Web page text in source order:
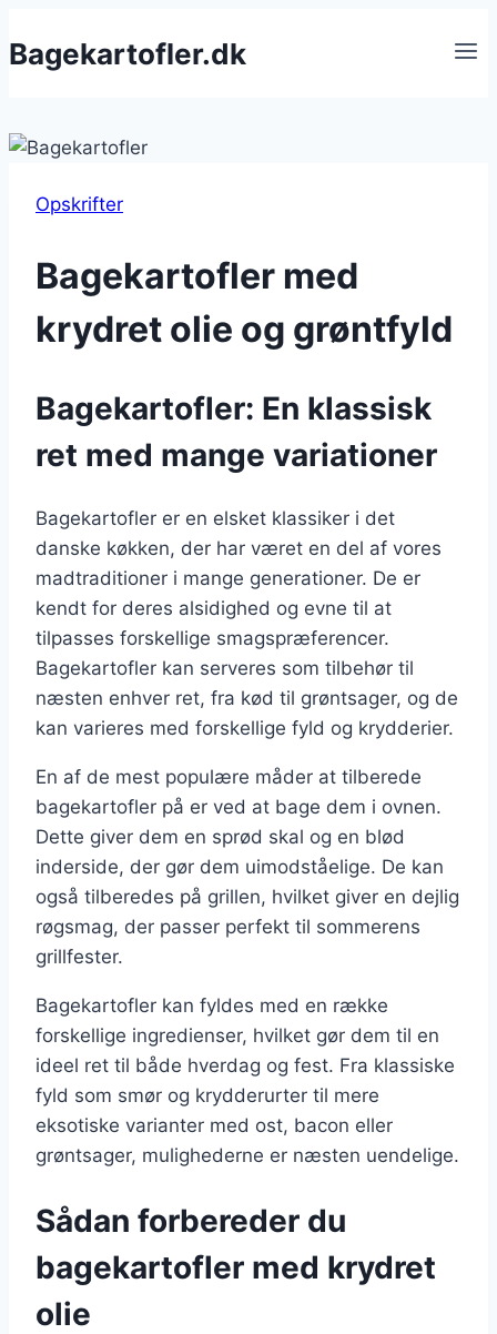
til
Bagekartofler.dk
Opskrifter
Bagekartofler med
krydret olie og grøntfyld
Bagekartofler: En klassisk
ret med mange variationer
Bagekartofler er en elsket klassiker i det
danske køkken, der har været en del af vores
madtraditioner i mange generationer. De er
kendt for deres alsidighed og evne til at
tilpasses forskellige smagspræferencer.
Bagekartofler kan serveres som tilbehør til
næsten enhver ret, fra kød til grøntsager, og de
kan varieres med forskellige fyld og krydderier.
En af de mest populære måder at tilberede
bagekartofler på er ved at bage dem i ovnen.
Dette giver dem en sprød skal og en blød
inderside, der gør dem uimodståelige. De kan
også tilberedes på grillen, hvilket giver en dejlig
røgsmag, der passer perfekt til sommerens
grillfester.
Bagekartofler kan fyldes med en række
forskellige ingredienser, hvilket gør dem til en
ideel ret til både hverdag og fest. Fra klassiske
fyld som smør og krydderurter til mere
eksotiske varianter med ost, bacon eller
grøntsager, mulighederne er næsten uendelige.
Sådan forbereder du
bagekartofler med krydret
olie